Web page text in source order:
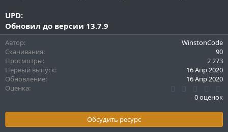
UPD:
Обновил до версии 13.7.9
Автор
WinstonCode
Скачивания
90
Просмотры
2 273
Первый выпуск
16 Апр 2020
Обновление
16 Апр 2020
Оценка
0
0
в
0 оценок
Обсудить ресурс